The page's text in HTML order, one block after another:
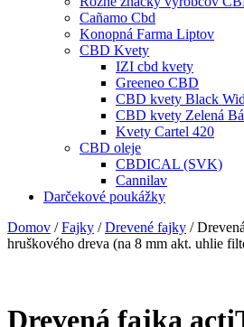
Cañamo Cbd
Konopná Farma Liptov
CBD Kvety
IZI cbd kvety
Greeneo CBD
CBD kvety Black
CBD kvety Zelená
Kvety Cartel 420
CBD oleje
CBDICAL (SVK)
Cannilav
Darčekové poukážky
Domov /Fajky /Drevené fajky /
hruškového dreva (na 8 mm akt. uhlie
Drevená fajka